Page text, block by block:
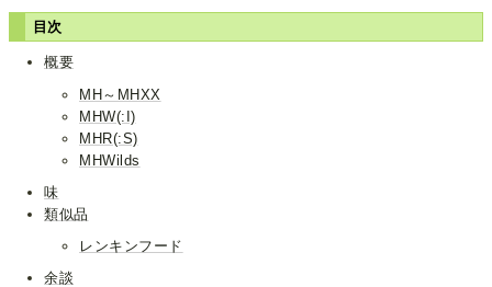
目次
概要
MH～MHXX
MHW(:I)
MHR(:S)
MHWilds
味
類似品
レンキンフード
余談